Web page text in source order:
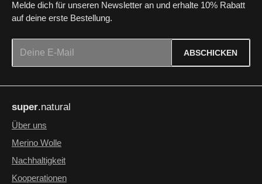
Melde dich für unseren Newsletter an und erhalte 10% Rabatt
auf deine erste Bestellung.
ABSCHICKEN
genommen und die
einverstanden.
Die mit einem Stern (*) markierten Felder sind Pflichtfelder.
super.natural
Über uns
Merino Wolle
Nachhaltigkeit
Kooperationen